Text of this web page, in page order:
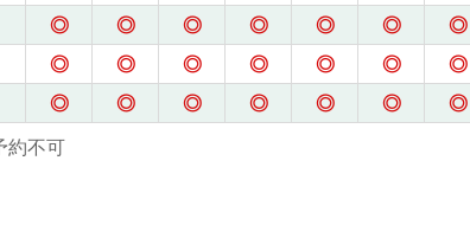
◎ ◎ ◎ ◎ ◎ ◎ ◎
◎ ◎ ◎ ◎ ◎ ◎ ◎
◎ ◎ ◎ ◎ ◎ ◎ ◎
約不可